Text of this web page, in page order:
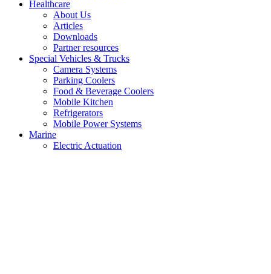
Healthcare
About Us
Articles
Downloads
Partner resources
Special Vehicles & Trucks
Camera Systems
Parking Coolers
Food & Beverage Coolers
Mobile Kitchen
Refrigerators
Mobile Power Systems
Marine
Electric Actuation